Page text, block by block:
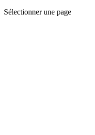
Sélectionner une page